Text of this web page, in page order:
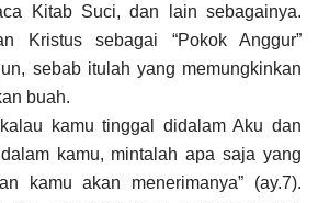
Kitab Suci, dan lain sebagainya.
Kristus sebagai “Pokok Anggur”
sebab itulah yang memungkinkan
buah.
kamu tinggal didalam Aku dan
kamu, mintalah apa saja yang
kamu akan menerimanya” (ay.7).